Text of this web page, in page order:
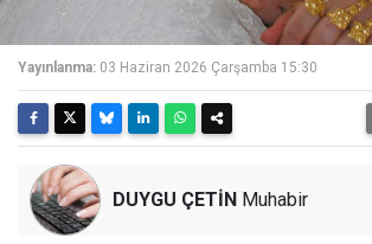
Yayınlanma: 03 Haziran 2026 Çarşamba 15:30
DUYGU ÇETİN Muhabir